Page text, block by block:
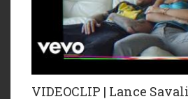
VIDEOCLIP | Lance